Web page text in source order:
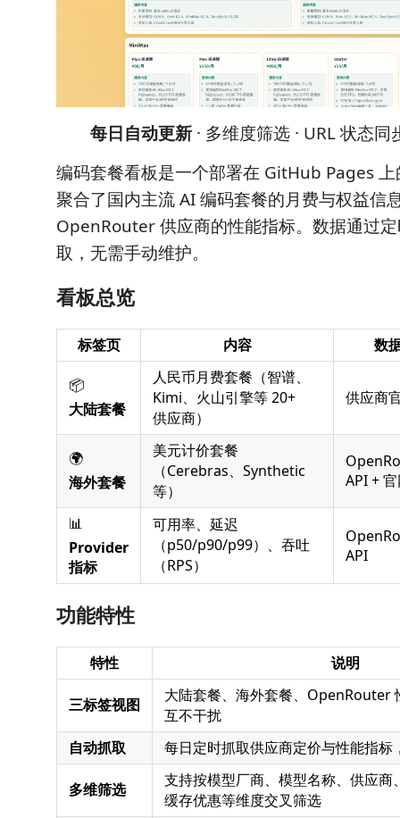
每日自动更新· 多维度筛选 · URL 状态同
编码套餐看板是一个部署在 GitHub Pages
聚合了国内主流 AI 编码套餐的月费与权益信
OpenRouter 供应商的性能指标。数据通过
取，无需手动维护。
看板总览
标签页 内容 数
📦
大陆套餐
人民币月费套餐（智谱、
Kimi、火山引擎等 20+
供应商）
供应商
🌍
海外套餐
美元计价套餐
（Cerebras、Synthetic
等）
API +
📊
Provider
指标
可用率、延迟
（p50/p90/p99）、吞吐
（RPS）
API
功能特性
特性 说明
三标签视图
大陆套餐、海外套餐、OpenRouter
互不干扰
自动抓取
每日定时抓取供应商定价与性能指标
多维筛选
支持按模型厂商、模型名称、供应商
缓存优惠等维度交叉筛选